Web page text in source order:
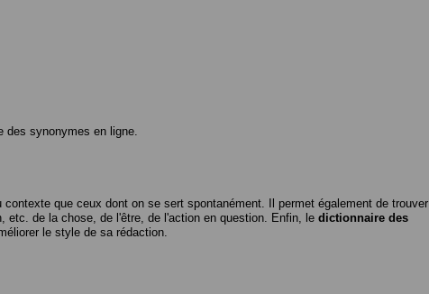
des synonymes en ligne.
que ceux dont on se sert spontanément. Il permet également de trouver
de la chose, de l'être, de l'action en question. Enfin, le dictionnaire des
le style de sa rédaction.